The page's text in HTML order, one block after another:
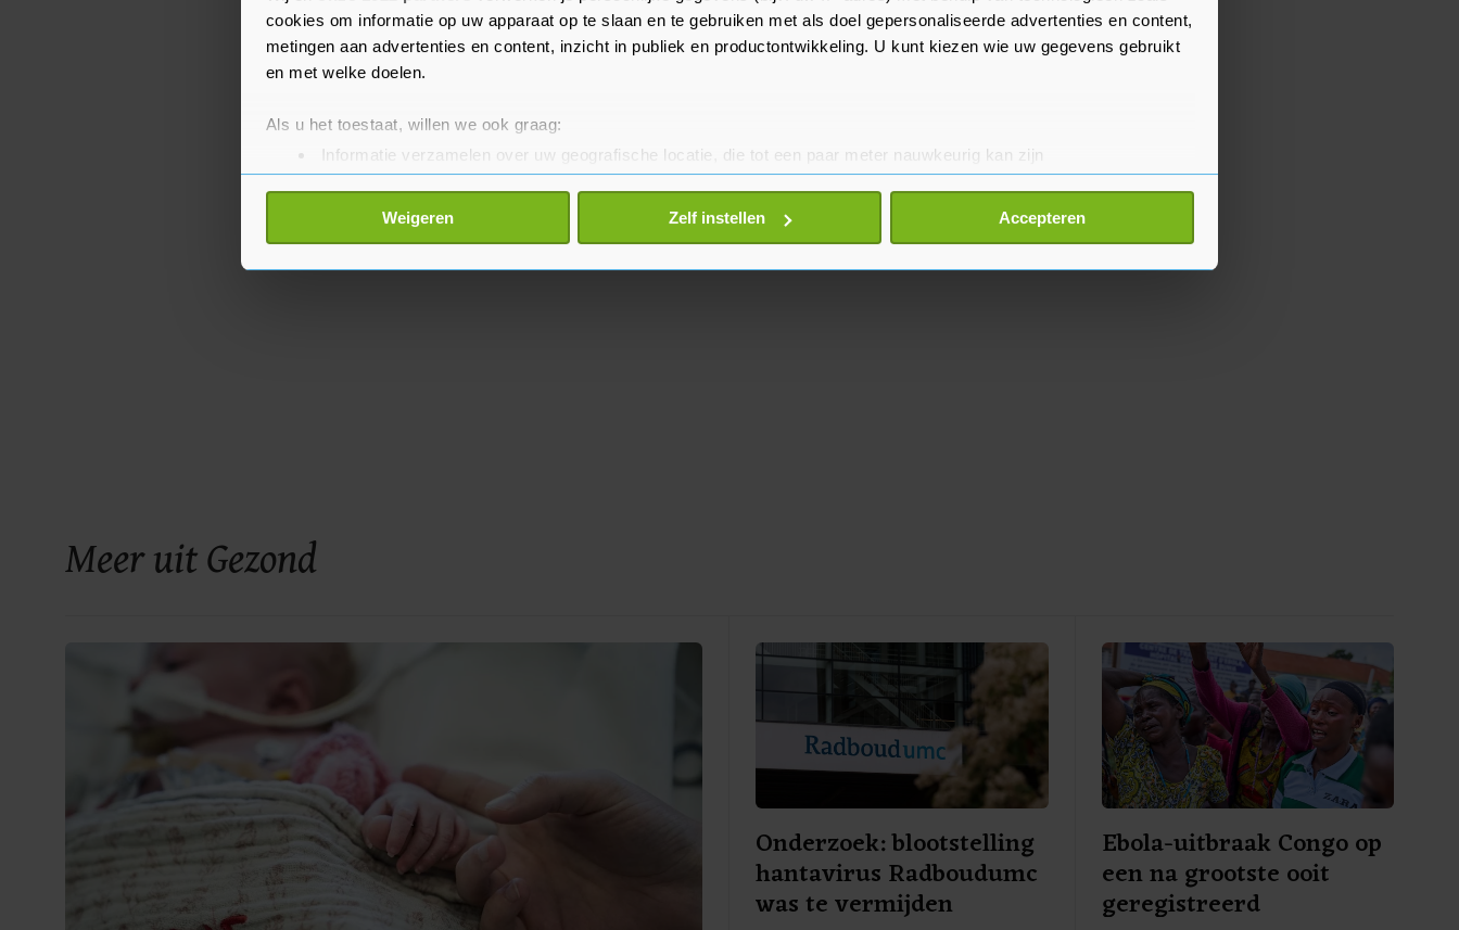
cookies om informatie op uw apparaat op te slaan en te gebruiken met als doel gepersonaliseerde advertenties en content,
metingen aan advertenties en content, inzicht in publiek en productontwikkeling. U kunt kiezen wie uw gegevens gebruikt
en met welke doelen.
Als u het toestaat, willen we ook graag:
Informatie verzamelen over uw geografische locatie, die tot een paar meter nauwkeurig kan zijn
Uw apparaat identificeren door het actief te scannen op specifieke eigenschappen (fingerprinting)
Lees meer over hoe uw persoonlijke gegevens worden verwerkt en stel uw voorkeuren in het
detailgedeelte
toestemming op elk moment wijzigen of intrekken in de Cookieverklaring.
Weigeren Zelf instellen Accepteren
verbod voor op de verkoop aan jongeren onder de 18 jaar.
Meer uit Gezond
Onderzoek: blootstelling
hantavirus Radboudumc
was te vermijden
Ebola-uitbraak Congo op
een na grootste ooit
geregistreerd